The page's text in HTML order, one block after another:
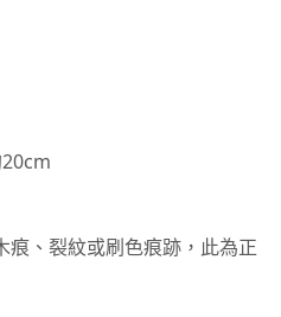
痕、裂紋或刷色痕跡，此為正